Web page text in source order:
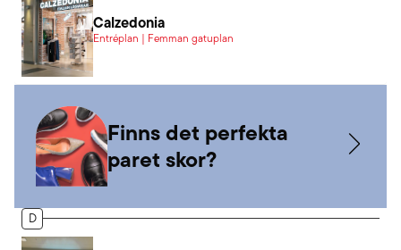
Calzedonia
Entréplan | Femman gatuplan
Finns det perfekta
paret skor?
D